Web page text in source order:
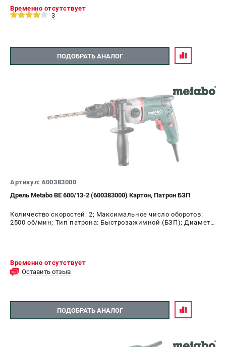
Временно отсутствует
3
ПОДОБРАТЬ АНАЛОГ
Артикул: 600383000
Дрель Metabo ВЕ 600/13-2 (600383000) Картон, Патрон БЗП
Количество скоростей: 2; Максимальное число оборотов:
2500 об/мин; Тип патрона: Быстрозажимной (БЗП); Диаметр
Временно отсутствует
Оставить отзыв
ПОДОБРАТЬ АНАЛОГ